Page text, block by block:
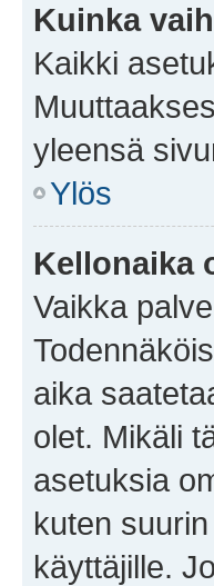
Kuinka
Kaikki
yleensä
Ylös
Kellonaika
Vaikka
aika
olet. Mikäli
asetuksia
kuten
käyttäjille.